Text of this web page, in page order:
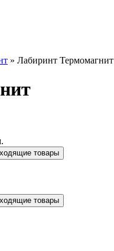
» Лабиринт Термомагнит
товары
товары